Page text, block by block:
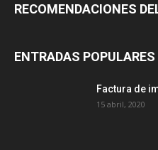
RECOMENDACIONES
ENTRADAS POPULARES
Factura de
15 abril, 2020